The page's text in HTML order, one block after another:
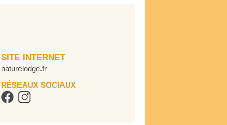
SITE INTERNET
naturelodge.fr
RÉSEAUX SOCIAUX